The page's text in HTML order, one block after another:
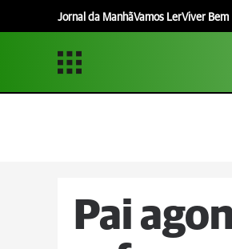
Jornal da ManhãVamos LerViver Bem
Pai